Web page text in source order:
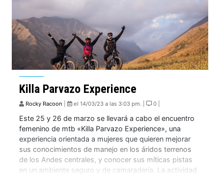
Killa Parvazo Experience
Rocky Racoon el 14/03/23 a las 3:03 pm. | 0 |
Este 25 y 26 de marzo se llevará a cabo el encuentro
femenino de mtb «Killa Parvazo Experience», una
experiencia orientada a mujeres que quieren mejorar
sus conocimientos de manejo en los áridos terrenos
de los Andes centrales, y conocer sus míticas pistas
en un ambiente seguro y de camaradería. La actividad